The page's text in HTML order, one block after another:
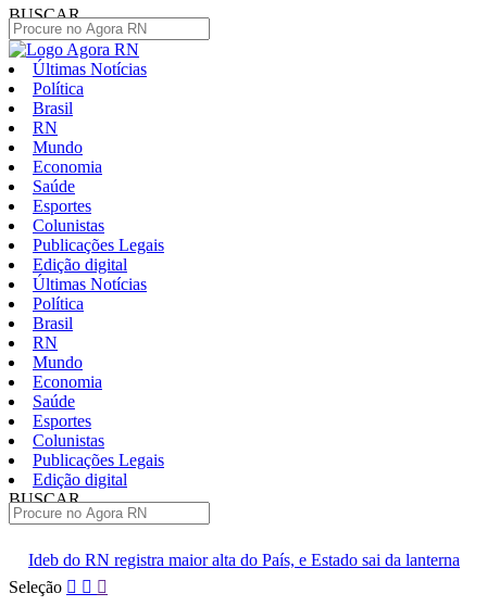
BUSCAR
Últimas Notícias
Política
Brasil
RN
Mundo
Economia
Saúde
Esportes
Colunistas
Publicações Legais
Edição digital
Últimas Notícias
Política
Brasil
RN
Mundo
Economia
Saúde
Esportes
Colunistas
Publicações Legais
Edição digital
BUSCAR
alta do País, e Estado sai da lanterna
Larissa Rosado
Pular
Seleção